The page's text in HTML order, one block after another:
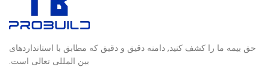
حق بیمه ما را کشف کنید, دامنه دقیق و دقیق که مطابق با استانداردهای
بین المللی تعالی است.